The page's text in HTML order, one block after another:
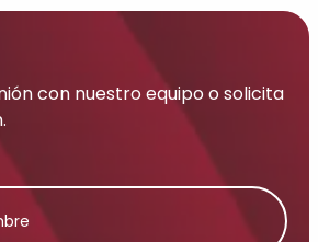
con nuestro equipo o solicita